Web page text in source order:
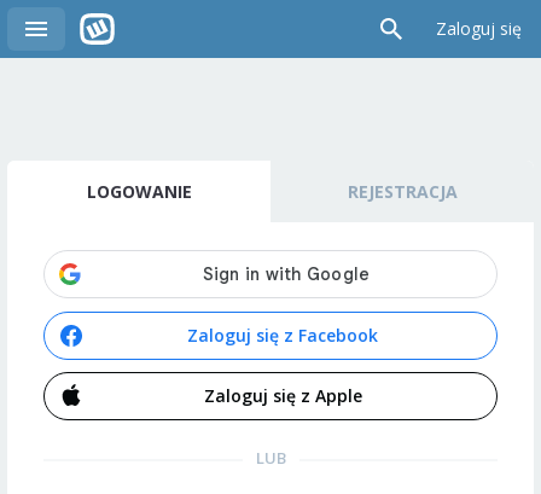
Zaloguj się
LOGOWANIE REJESTRACJA
Zaloguj się z Facebook
Zaloguj się z Apple
LUB